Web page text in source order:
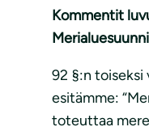
Kommentit
92 §:n toiseksi
esitämme:
toteuttaa